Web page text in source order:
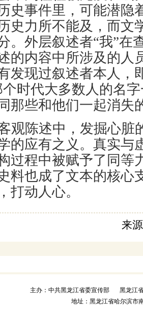
史事件里，可能潜隐
史力所不能及，而文
。外层叙述者“我”在
的内容中所涉及的人
发现过叙述者本人，
个时代大多数人的名
那些和他们一起消失
观陈述中，发掘心脏
的应有之义。真实与
过程中被赋予了同等
料也成了文本的核心
打动人心。
来
主办：中共黑龙江省委宣传部
黑龙江
地址：黑龙江省哈尔滨市